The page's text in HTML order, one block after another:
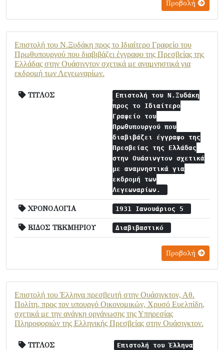
Προβολή
Επιστολή του Ν.Ξυδάκη προς το Ιδιαίτερο Γραφείο του
Πρωθυπουργού που διαβιβάζει έγγραφο της Πρεσβείας της
Ελλάδας στην Ουάσινγτον σχετικά με αναμνηστικά για
εκδρομή των Λεγεωναρίων.
ΤΙΤΛΟΣ
Επιστολή του Ν.Ξυδάκη
προς το Ιδιαίτερο
Γραφείο του
Πρωθυπουργού που
διαβιβάζει έγγραφο της
Πρεσβείας της Ελλάδας
στην Ουάσινγτον σχετικά
με αναμνηστικά για
εκδρομή των
Λεγεωναρίων.
ΧΡΟΝΟΛΟΓΙΑ 1931 Ιανουάριος 5
ΕΙΔΟΣ ΤΕΚΜΗΡΙΟΥ Διαβιβαστικό
Προβολή
Επιστολή του Έλληνα πρεσβευτή στην Ουάσιγκτον, Αθ.
Πολίτη, προς τον υπουργό Οικονομικών, Χρυσό Ευελπίδη,
σχετικά με την ανάγκη οργάνωσης της Υπηρεσίας
Πληροφοριών της Ελληνικής Πρεσβείας στην Ουάσιγκτον.
ΤΙΤΛΟΣ
Επιστολή του Έλληνα